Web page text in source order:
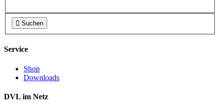
 Suchen
Service
Shop
Downloads
DVL im Netz